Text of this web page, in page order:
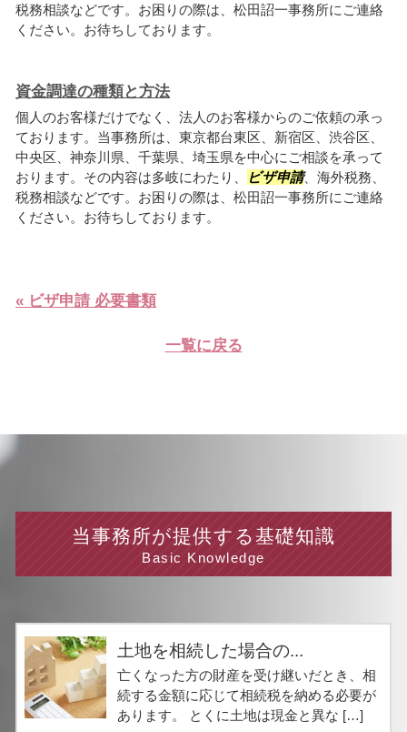
税務相談などです。お困りの際は、松田詔一事務所にご連絡
ください。お待ちしております。
資金調達の種類と方法
個人のお客様だけでなく、法人のお客様からのご依頼の承っ
ております。当事務所は、東京都台東区、新宿区、渋谷区、
中央区、神奈川県、千葉県、埼玉県を中心にご相談を承って
おります。その内容は多岐にわたり、
ビザ申請、海外税務、
税務相談などです。お困りの際は、松田詔一事務所にご連絡
ください。お待ちしております。
« ビザ申請 必要書類
一覧に戻る
当事務所が提供する基礎知識
Basic Knowledge
土地を相続した場合の...
亡くなった方の財産を受け継いだとき、相
続する金額に応じて相続税を納める必要が
あります。 とくに土地は現金と異な […]